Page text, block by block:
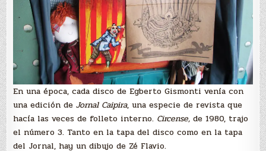
En una época, cada disco de Egberto Gismonti venía con
una edición deJornal Caipira, una especie de revista que
hacía las veces de folleto interno. Circense, de 1980, trajo
el número 3. Tanto en la tapa del disco como en la tapa
del Jornal, hay un dibujo de Zé Flavio.